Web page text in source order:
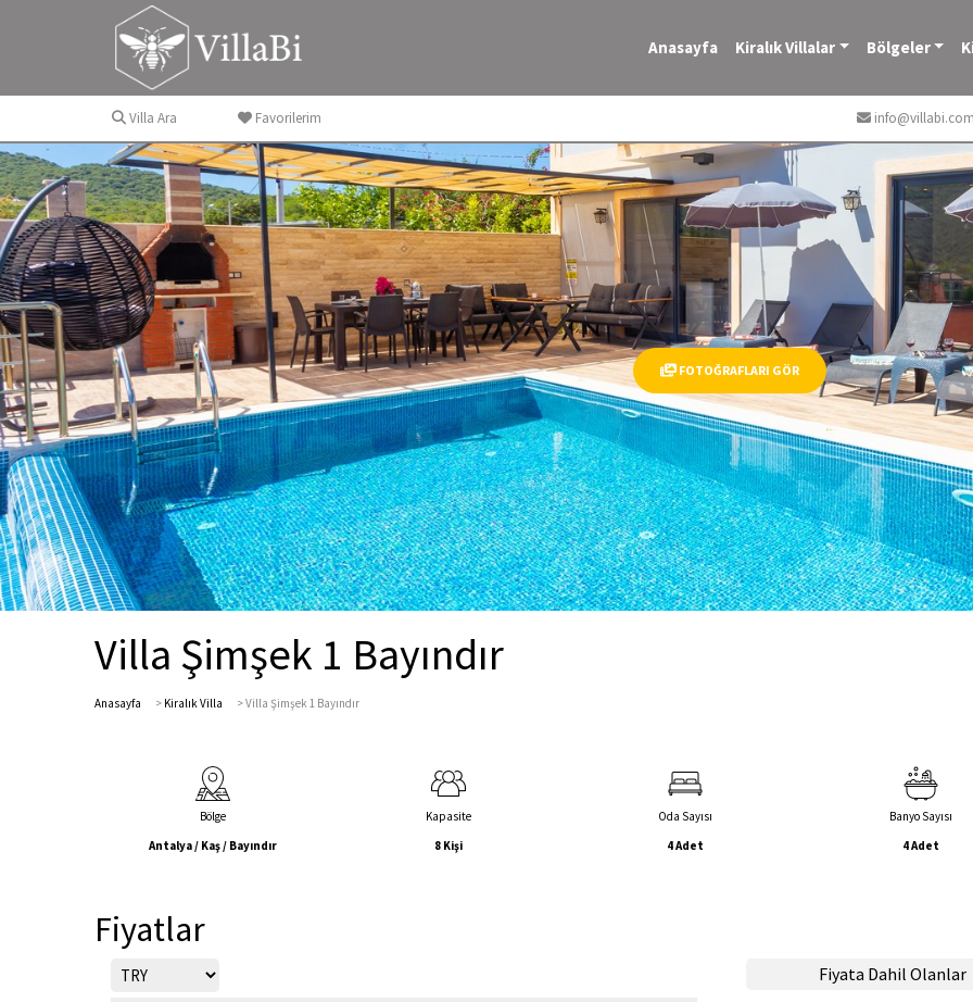
Anasayfa Kiralık Villalar Bölgeler
Villa Ara Favorilerim
FOTOĞRAFLARI GÖR
Villa Şimşek 1 Bayındır
Anasayfa > Kiralık Villa >Villa Şimşek 1 Bayındır
Bölge
Antalya / Kaş / Bayındır
Kapasite
8 Kişi
Oda Sayısı
4 Adet
Banyo Sayısı
4 Adet
Fiyatlar
Fiyata Dahil Olanlar